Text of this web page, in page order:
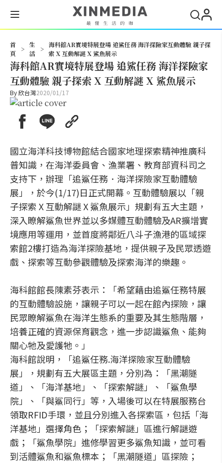
首
頁
>
生
活
>
海科館AR實境特展登場 追鯊任務 海洋探險家互動體驗 親子探
索 X 互動解謎 X 鯊魚展示
海科館AR實境特展登場 追鯊任務 海洋探險家
互動體驗 親子探索 X 互動解謎 X 鯊魚展示
By欣台灣2020/01/17
國立海洋科技博物館結合國家地理探索精神推廣科
普知識，在海洋委員會、漁業署、教育部資科司之
支持下，辦理「追鯊任務．海洋探險家互動體驗
展」，於今(1/17)日正式開幕。互動體驗展以「親
子探索 X 互動解謎 X 鯊魚展示」規劃有五大主題，
深入瞭解鯊魚世界並以多媒體互動體驗及AR擴增實
境應用等運用，並首度將鄰近八斗子漁港的區域探
索館2樓打造為海洋探險基地，提供親子及民眾透遊
戲、探索等互動參觀體驗及探索海洋的樂趣。
海科館館長陳素芬表示：「希望藉由追鯊任務特展
的互動體驗設施，讓親子可以一起在館內探險，讓
民眾瞭解鯊魚在海洋生態系的重要及其生態階層，
培養正確的資源保育觀念，進一步認識鯊魚、能夠
關心牠及愛護牠。」
海科館說明，「追鯊任務.海洋探險家互動體驗
展」，規劃有五大展區主題，分別為：「黑潮隧
道」、「海洋基地」、「探索解謎」、「鯊魚學
院」、「與鯊同行」等，入場後可以在特展服務台
領取RFID手環，並且分別進入各探索區，包括「海
洋基地」選擇角色；「探索解謎」區進行解謎遊
戲；「鯊魚學院」進修學習更多鯊魚知識，並可看
到活體鯊魚和鯊魚標本；「黑潮隧道」區探險；